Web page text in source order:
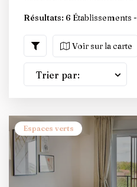
Résultats: 6 Établissements
Voir sur la carte
Trier par:
Espaces verts